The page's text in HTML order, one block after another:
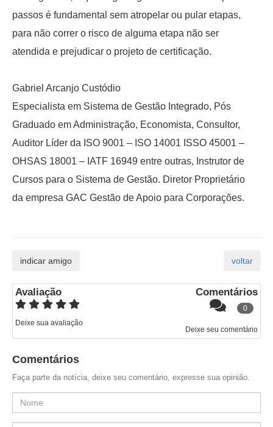
passos é fundamental sem atropelar ou pular etapas,
para não correr o risco de alguma etapa não ser
atendida e prejudicar o projeto de certificação.
Gabriel Arcanjo Custódio
Especialista em Sistema de Gestão Integrado, Pós
Graduado em Administração, Economista, Consultor,
Auditor Líder da ISO 9001 – ISO 14001 ISSO 45001 –
OHSAS 18001 – IATF 16949 entre outras, Instrutor de
Cursos para o Sistema de Gestão. Diretor Proprietário
da empresa GAC Gestão de Apoio para Corporações.
Avaliação
Deixe sua avaliação
Comentários
0
Deixe seu comentário
Comentários
Faça parte da notícia, deixe seu comentário, expresse sua opinião.